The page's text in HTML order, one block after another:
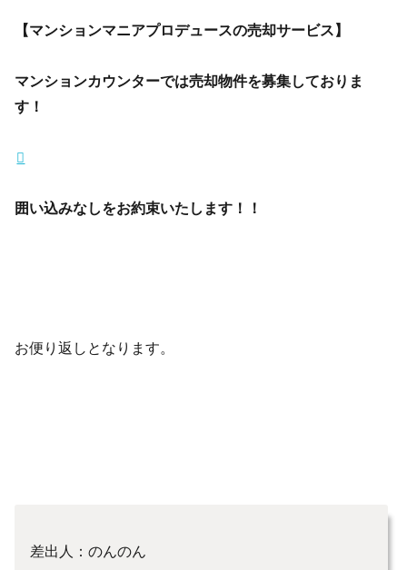
【マンションマニアプロデュースの売却サービス】
マンションカウンターでは売却物件を募集しておりま
す！
囲い込みなしをお約束いたします！！
お便り返しとなります。
差出人：のんのん